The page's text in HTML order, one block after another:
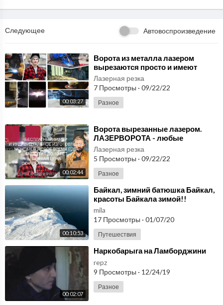
Следующее Автовоспроизведение
00:03:27
⁣Ворота из металла лазером
вырезаются просто и имеют
очень долгий срок службы.
lazervorota.ru да!
Лазерная резка
7 Просмотры · 09/22/22
Разное
00:02:44
⁣Ворота вырезанные лазером.
ЛАЗЕРВОРОТА - любые
конструкции на лазере в срок и
совсем уж не дорого!
Лазерная резка
5 Просмотры · 09/22/22
Разное
00:10:53
⁣Байкал, зимний батюшка Байкал,
красоты Байкала зимой!!
mila
17 Просмотры · 01/07/20
Путешествия
00:02:07
⁣Наркобарыга на Ламборджини
repz
9 Просмотры · 12/24/19
Разное